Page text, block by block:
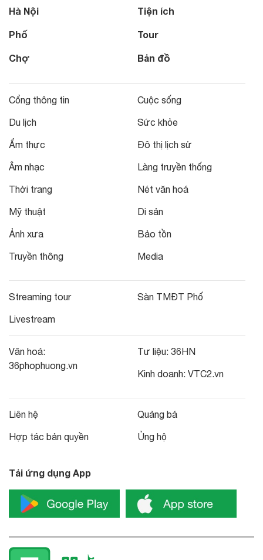
Hà Nội
Phố
Chợ
Tiện ích
Tour
Bản đồ
Cổng thông tin
Du lịch
Ẩm thực
Âm nhạc
Thời trang
Mỹ thuật
Ảnh xưa
Truyền thông
Cuộc sống
Sức khỏe
Đô thị lịch sử
Làng truyền thống
Nét văn hoá
Di sản
Bảo tồn
Media
Streaming tour
Livestream
Sàn TMĐT Phố
Văn hoá:
36phophuong.vn
Tư liệu: 36HN
Kinh doanh: VTC2.vn
Liên hệ
Hợp tác bản quyền
Quảng bá
Ủng hộ
Tải ứng dụng App